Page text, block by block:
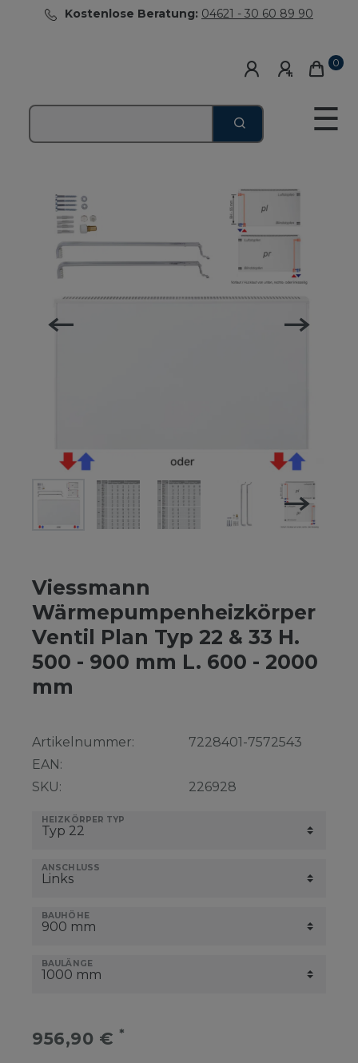
Kostenlose Beratung: 04621 - 30 60 89 90
0
☰
Viessmann
Wärmepumpenheizkörper
Ventil Plan Typ 22 & 33 H.
500 - 900 mm L. 600 - 2000
mm
Artikelnummer:
EAN:
SKU:
7228401-7572543
226928
HEIZKÖRPER TYP
ANSCHLUSS
BAUHÖHE
BAULÄNGE
956,90 € *